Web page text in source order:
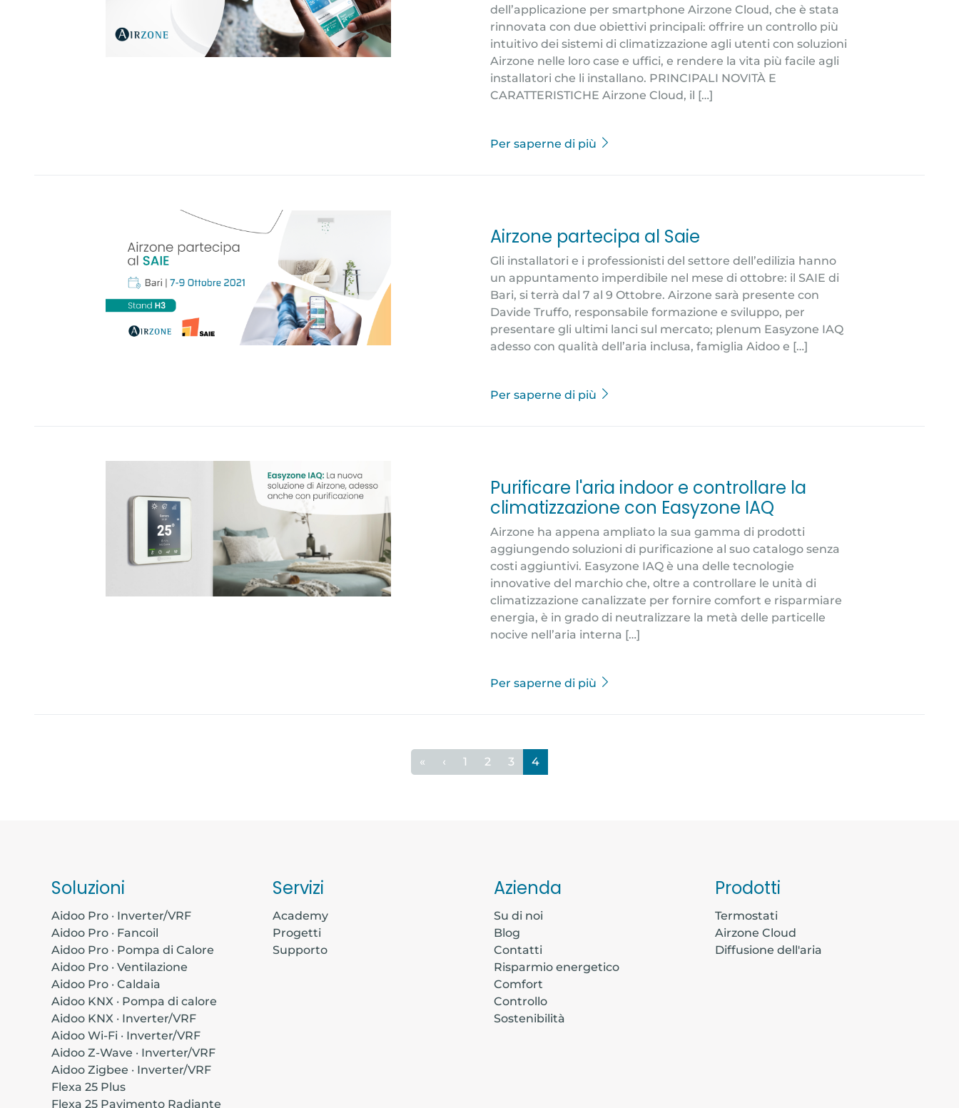
dell’applicazione per smartphone Airzone Cloud, che è stata
rinnovata con due obiettivi principali: offrire un controllo più
intuitivo dei sistemi di climatizzazione agli utenti con soluzioni
Airzone nelle loro case e uffici, e rendere la vita più facile agli
installatori che li installano. PRINCIPALI NOVITÀ E
CARATTERISTICHE Airzone Cloud, il […]
Per saperne di più
Airzone partecipa al Saie
Gli installatori e i professionisti del settore dell’edilizia hanno
un appuntamento imperdibile nel mese di ottobre: il SAIE di
Bari, si terrà dal 7 al 9 Ottobre. Airzone sarà presente con
Davide Truffo, responsabile formazione e sviluppo, per
presentare gli ultimi lanci sul mercato; plenum Easyzone IAQ
adesso con qualità dell’aria inclusa, famiglia Aidoo e […]
Per saperne di più
Purificare l'aria indoor e controllare la
climatizzazione con Easyzone IAQ
Airzone ha appena ampliato la sua gamma di prodotti
aggiungendo soluzioni di purificazione al suo catalogo senza
costi aggiuntivi. Easyzone IAQ è una delle tecnologie
innovative del marchio che, oltre a controllare le unità di
climatizzazione canalizzate per fornire comfort e risparmiare
energia, è in grado di neutralizzare la metà delle particelle
nocive nell’aria interna […]
Per saperne di più
« ‹ 1 2 3 4
Soluzioni
Aidoo Pro · Inverter/VRF
Aidoo Pro · Fancoil
Aidoo Pro · Pompa di Calore
Aidoo Pro · Ventilazione
Aidoo Pro · Caldaia
Aidoo KNX · Pompa di calore
Aidoo KNX · Inverter/VRF
Aidoo Wi-Fi · Inverter/VRF
Aidoo Z-Wave · Inverter/VRF
Aidoo Zigbee · Inverter/VRF
Flexa 25 Plus
Flexa 25 Pavimento Radiante
Servizi
Academy
Progetti
Supporto
Azienda
Su di noi
Blog
Contatti
Risparmio energetico
Comfort
Controllo
Sostenibilità
Prodotti
Termostati
Airzone Cloud
Diffusione dell'aria